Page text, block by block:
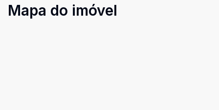
Mapa do imóvel